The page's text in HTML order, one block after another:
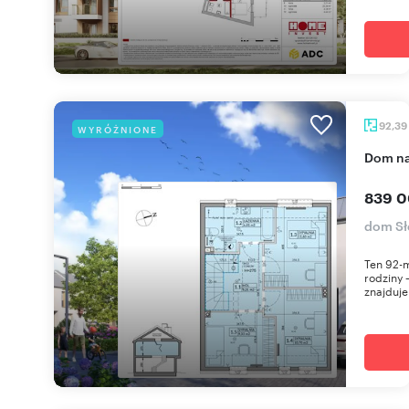
WYRÓŻNIONE 92,39
dom
839
dom
Ten 92-
rodziny